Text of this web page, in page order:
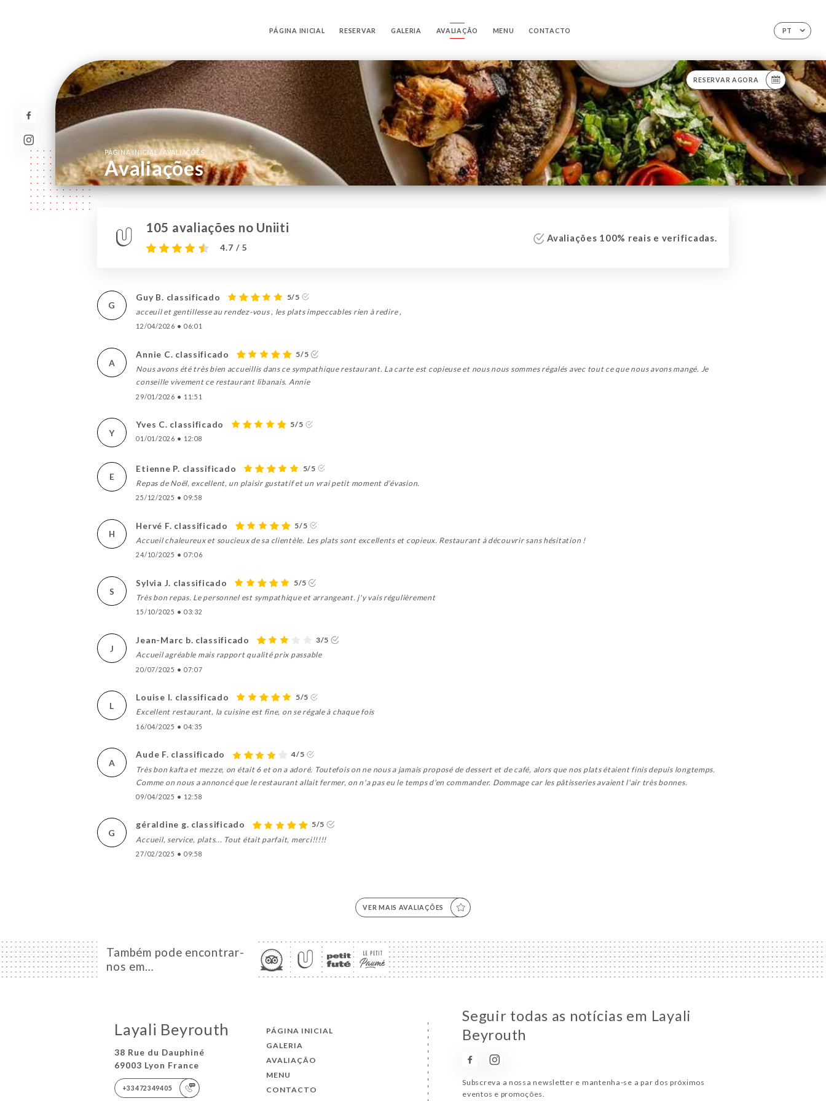
PT
PÁGINA INICIAL RESERVAR GALERIA AVALIAÇÃO MENU CONTACTO
RESERVAR AGORA
PÁGINA INICIAL/AVALIAÇÕES
Avaliações
105 avaliações no Uniiti
4.7 / 5
Avaliações 100% reais e verificadas.
G
Guy B. classificado
5/5
acceuil et gentillesse au rendez-vous , les plats impeccables rien à redire ,
12/04/2026 • 06:01
A
Annie C. classificado
5/5
Nous avons été très bien accueillis dans ce sympathique restaurant. La carte est copieuse et nous nous sommes régalés avec tout ce que nous avons mangé. Je
conseille vivement ce restaurant libanais. Annie
29/01/2026 • 11:51
Y
Yves C. classificado 5/5
01/01/2026 • 12:08
E
Etienne P. classificado
5/5
Repas de Noël, excellent, un plaisir gustatif et un vrai petit moment d’évasion.
25/12/2025 • 09:58
H
Hervé F. classificado
5/5
Accueil chaleureux et soucieux de sa clientèle. Les plats sont excellents et copieux. Restaurant à découvrir sans hésitation !
24/10/2025 • 07:06
S
Sylvia J. classificado
5/5
Très bon repas. Le personnel est sympathique et arrangeant. j'y vais régulièrement
15/10/2025 • 03:32
J
Jean-Marc b. classificado
3/5
Accueil agréable mais rapport qualité prix passable
20/07/2025 • 07:07
L
Louise I. classificado
5/5
Excellent restaurant, la cuisine est fine, on se régale à chaque fois
16/04/2025 • 04:35
A
Aude F. classificado
4/5
Très bon kafta et mezze, on était 6 et on a adoré. Toutefois on ne nous a jamais proposé de dessert et de café, alors que nos plats étaient finis depuis longtemps.
Comme on nous a annoncé que le restaurant allait fermer, on n'a pas eu le temps d'en commander. Dommage car les pâtisseries avaient l'air très bonnes.
09/04/2025 • 12:58
G
géraldine g. classificado
5/5
Accueil, service, plats... Tout était parfait, merci!!!!!
27/02/2025 • 09:58
VER MAIS AVALIAÇÕES
Também pode encontrar-
nos em…
Layali Beyrouth
38 Rue du Dauphiné
69003 Lyon France
+33472349405
PÁGINA INICIAL
GALERIA
AVALIAÇÃO
MENU
CONTACTO
Seguir todas as notícias em Layali
Beyrouth
Subscreva a nossa newsletter e mantenha-se a par dos próximos
eventos e promoções.